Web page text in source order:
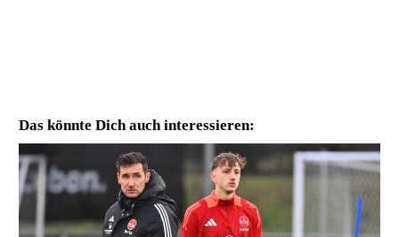
Das könnte Dich auch interessieren: